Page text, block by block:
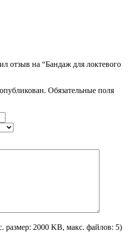
отзыв на “Бандаж для локтевого
Обязательные поля
размер: 2000 KB, макс. файлов: 5)